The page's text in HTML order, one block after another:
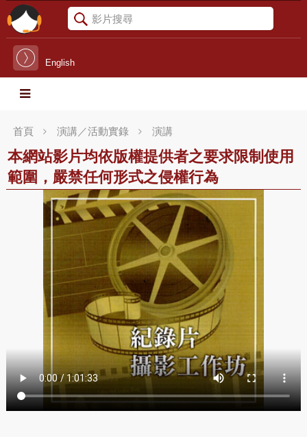
English
首頁 演講／活動實錄 演講
本網站影片均依版權提供者之要求限制使用
範圍，嚴禁任何形式之侵權行為